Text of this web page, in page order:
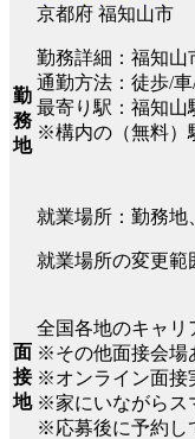
勤
務
地
京都府 福知山市
勤務詳細：福知山
通勤方法：徒歩/
最寄り駅：福知山
※構内の（無料）
就業場所：勤務地
就業場所の変更範
面
接
地
全国各地のキャリ
※その他面接会場
※オンライン面接
※家にいながらス
※応募後に予約し